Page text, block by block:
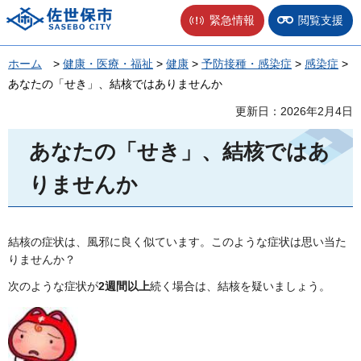
佐世保市 緊急情報 閲覧支援
ホーム > 健康・医療・福祉 > 健康 > 予防接種・感染症 > 感染症 >
あなたの「せき」、結核ではありませんか
更新日：2026年2月4日
あなたの「せき」、結核ではあ
りませんか
結核の症状は、風邪に良く似ています。このような症状は思い当た
りませんか？
次のような症状が2週間以上続く場合は、結核を疑いましょう。